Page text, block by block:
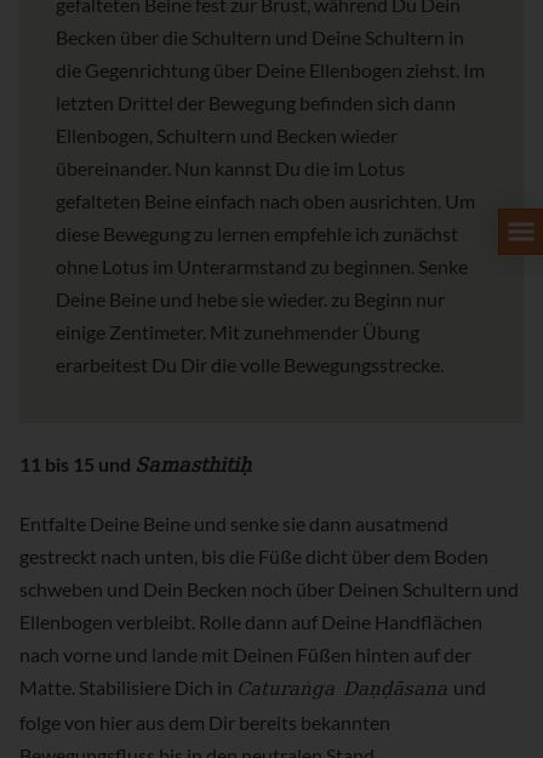
Becken über die Schultern und Deine Schultern in
die Gegenrichtung über Deine Ellenbogen ziehst. Im
letzten Drittel der Bewegung befinden sich dann
Ellenbogen, Schultern und Becken wieder
übereinander. Nun kannst Du die im Lotus
gefalteten Beine einfach nach oben ausrichten. Um
diese Bewegung zu lernen empfehle ich zunächst
ohne Lotus im Unterarmstand zu beginnen. Senke
Deine Beine und hebe sie wieder. zu Beginn nur
einige Zentimeter. Mit zunehmender Übung
erarbeitest Du Dir die volle Bewegungsstrecke.
11 bis 15 und Samasthitiḥ
Entfalte Deine Beine und senke sie dann ausatmend
gestreckt nach unten, bis die Füße dicht über dem Boden
schweben und Dein Becken noch über Deinen Schultern und
Ellenbogen verbleibt. Rolle dann auf Deine Handflächen
nach vorne und lande mit Deinen Füßen hinten auf der
Matte. Stabilisiere Dich in Caturaṅga Daṇḍāsana und
folge von hier aus dem Dir bereits bekannten